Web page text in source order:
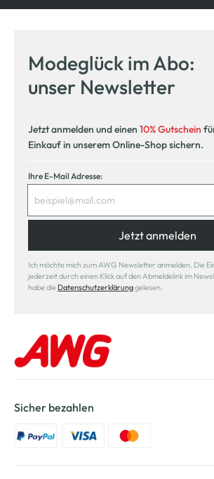
Modeglück im Abo:
unser Newsletter
Jetzt anmelden und einen 10% Gutschein
Einkauf in unserem Online-Shop sichern.
Ihre E-Mail Adresse:
Jetzt anmelden
Ich möchte mich zum AWG Newsletter anmelden. Die
jederzeit durch einen Klick auf den Abmeldelink im
habe die Datenschutzerklärunggelesen.
Sicher bezahlen